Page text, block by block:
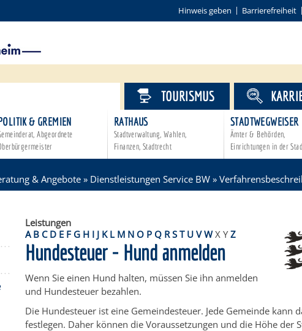
Hinweis geben Barrierefreiheit
& GREMIEN
Abgeordnete
RATHAUS
Stadtverwaltung, Wahlen,
Finanzen, Stadtrecht
STADTWEGWEISER
Ämter & Behörden,
Einrichtungen in der
TOURISMUS
& Angebote » Dienstleistungen Service BW »
Leistungen
A B C D E F G H I J K L M N O P Q R S T U V W X Y Z
Hundesteuer - Hund anmelden
Wenn Sie einen Hund halten, müssen Sie ihn anmelden
und Hundesteuer bezahlen.
Die Hundesteuer ist eine Gemeindesteuer. Jede Gemeinde kann
festlegen. Daher können die Voraussetzungen und die Höhe der